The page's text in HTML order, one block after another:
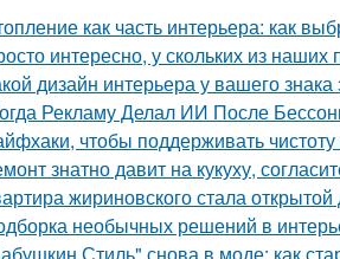
как часть интерьера: как
интересно, у скольких из наших
дизайн интерьера у вашего знака
Рекламу Делал ИИ После
чтобы поддерживать
знатно давит на кукуху,
жириновского стала
необычных решений в
Стиль" снова в моде: как